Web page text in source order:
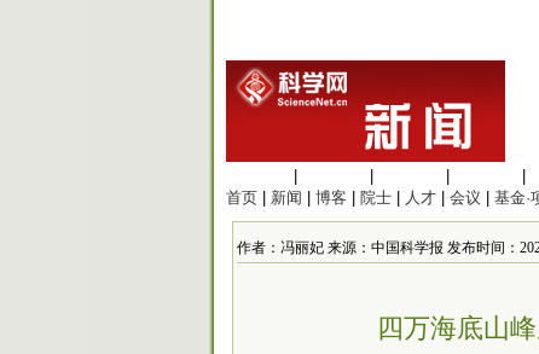
首页
新闻 博客 院士 人才 会议 基金·
作者：冯丽妃 来源：中国科学报 发布时间：
四万海底山